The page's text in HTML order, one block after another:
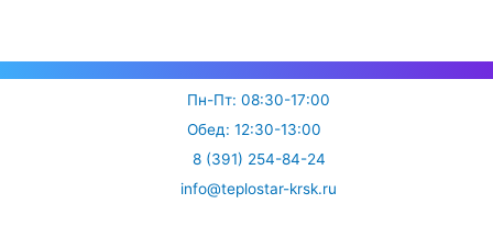
Пн-Пт: 08:30-17:00
Обед: 12:30-13:00
8 (391) 254-84-24
info@teplostar-krsk.ru